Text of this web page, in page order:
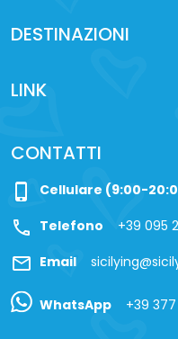
DESTINAZIONI
LINK
CONTATTI
phone_iphone Cellulare (9:00-
call Telefono +39 095
mail Email
WhatsApp +39